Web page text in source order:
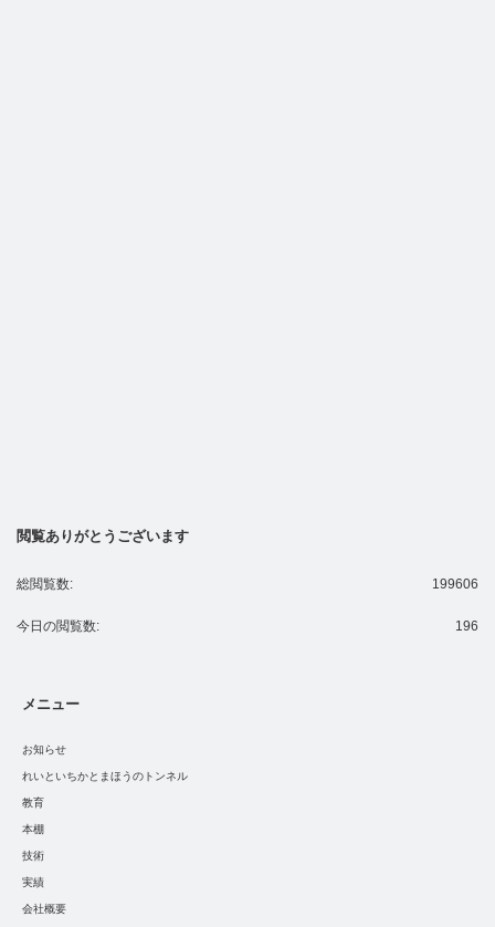
閲覧ありがとうございます
199606
総閲覧数:
196
今日の閲覧数:
メニュー
お知らせ
れいといちかとまほうのトンネル
教育
本棚
技術
実績
会社概要